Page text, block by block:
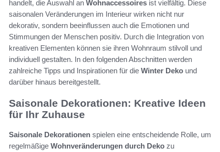
handelt, die Auswahl an Wohnaccessoires ist vielfältig. Diese
saisonalen Veränderungen im Interieur wirken nicht nur
dekorativ, sondern beeinflussen auch die Emotionen und
Stimmungen der Menschen positiv. Durch die Integration von
kreativen Elementen können sie ihren Wohnraum stilvoll und
individuell gestalten. In den folgenden Abschnitten werden
zahlreiche Tipps und Inspirationen für die Winter Deko und
darüber hinaus bereitgestellt.
Saisonale Dekorationen: Kreative Ideen
für Ihr Zuhause
Saisonale Dekorationen spielen eine entscheidende Rolle, um
regelmäßige Wohnveränderungen durch Deko zu